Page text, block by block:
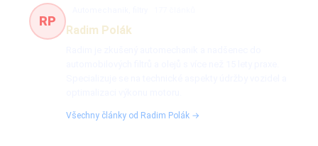
RP
Radim Polák
Všechny články od Radim Polák →